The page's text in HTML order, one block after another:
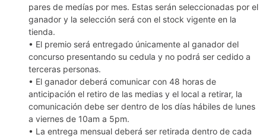
pares de medías por mes. Estas serán seleccionadas por el
ganador y la selección será con el stock vigente en la
tienda.
• El premio será entregado únicamente al ganador del
concurso presentando su cedula y no podrá ser cedido a
terceras personas.
• El ganador deberá comunicar con 48 horas de
anticipación el retiro de las medias y el local a retirar, la
comunicación debe ser dentro de los días hábiles de lunes
a viernes de 10am a 5pm.
• La entrega mensual deberá ser retirada dentro de cada